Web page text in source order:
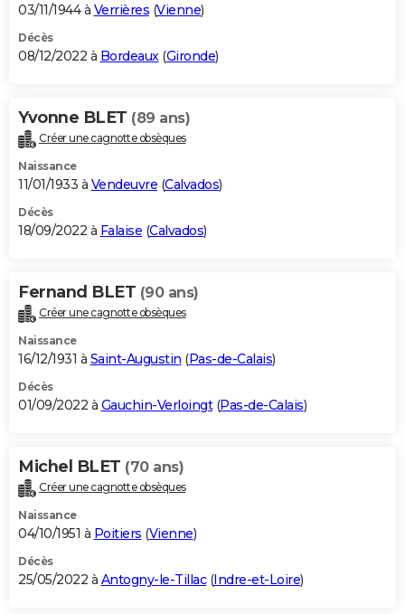
03/11/1944 à Verrières (Vienne)
Décès
08/12/2022 à Bordeaux(Gironde)
Yvonne BLET (89 ans)
Créer une cagnotte obsèques
Naissance
11/01/1933 à Vendeuvre (Calvados)
Décès
18/09/2022 à Falaise (Calvados)
Fernand BLET (90 ans)
Créer une cagnotte obsèques
Naissance
16/12/1931 à Saint-Augustin (Pas-de-Calais)
Décès
01/09/2022 à Gauchin-Verloingt(Pas-de-Calais)
Michel BLET (70 ans)
Créer une cagnotte obsèques
Naissance
04/10/1951 à Poitiers (Vienne)
Décès
25/05/2022 à Antogny-le-Tillac(Indre-et-Loire)